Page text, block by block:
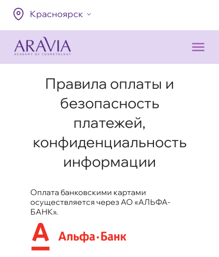
Красноярск
Правила оплаты и
безопасность
платежей,
конфиденциальность
информации
Оплата банковскими картами
осуществляется через АО «АЛЬФА-
БАНК».